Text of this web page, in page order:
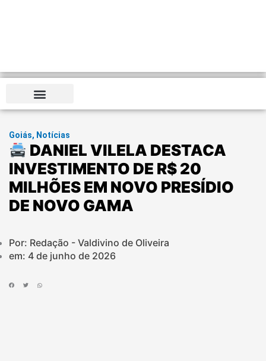
Goiás, Notícias
DANIEL VILELA DESTACA
INVESTIMENTO DE R$ 20
MILHÕES EM NOVO PRESÍDIO
DE NOVO GAMA
Por: Redação - Valdivino de Oliveira
em: 4 de junho de 2026